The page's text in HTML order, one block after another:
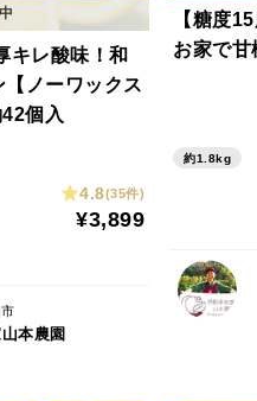
さいです！ピンポン玉とい
かく小さいです！でもト
好きな品種です！笑
いなんですよ！
ン早く早く食べたい欲張
てしまう品種なんですよ！
ながら思ってしまいます。
大大好きで、シーズン早
キレ酸味！和
ノーワックス
個入
4.8(35件)
¥3,899
本農園
【糖度
お家で
約1.8kg